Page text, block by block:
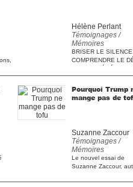
Hélène Perlant
Témoignages /
Mémoires
BRISER LE
COMPRENDRE LE
D’HÉLÈNE [...]
Pourquoi Trump
mange pas de
Suzanne Zaccour
Témoignages /
Mémoires
Le nouvel essai de
Suzanne Zaccour,